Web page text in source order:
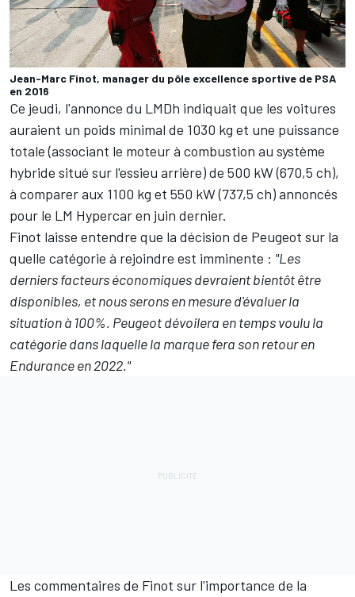
Jean-Marc Finot, manager du pôle excellence sportive de PSA
en 2016
Ce jeudi, l'annonce du LMDh indiquait que les voitures
auraient un poids minimal de 1030 kg et une puissance
totale (associant le moteur à combustion au système
hybride situé sur l'essieu arrière) de 500 kW (670,5 ch),
à comparer aux 1100 kg et 550 kW (737,5 ch) annoncés
pour le LM Hypercar en juin dernier.
Finot laisse entendre que la décision de Peugeot sur la
quelle catégorie à rejoindre est imminente : "Les
derniers facteurs économiques devraient bientôt être
disponibles, et nous serons en mesure d'évaluer la
situation à 100%. Peugeot dévoilera en temps voulu la
catégorie dans laquelle la marque fera son retour en
Endurance en 2022."
Les commentaires de Finot sur l'importance de la